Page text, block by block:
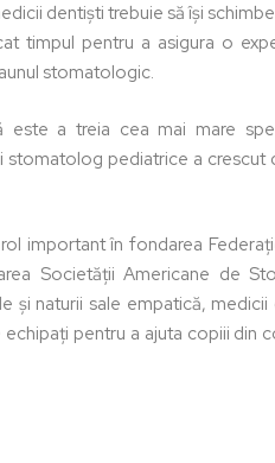
dentiști trebuie să își
timpul pentru a asigura o
stomatologic.
este a treia cea mai mare
pediatrice a crescut
important în fondarea
Societății Americane de
și naturii sale empatică, medicii
pentru a ajuta copiii din